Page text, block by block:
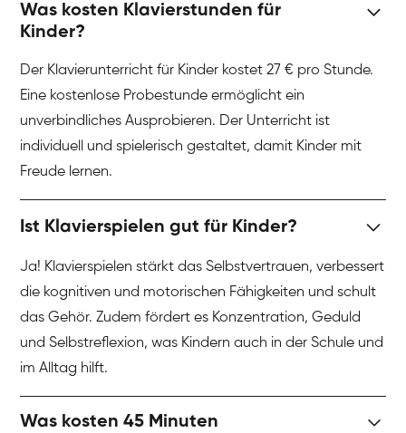
Was kosten Klavierstunden für
Kinder?
Der Klavierunterricht für Kinder kostet 27 € pro Stunde.
Eine kostenlose Probestunde ermöglicht ein
unverbindliches Ausprobieren. Der Unterricht ist
individuell und spielerisch gestaltet, damit Kinder mit
Freude lernen.
Ist Klavierspielen gut für Kinder?
Ja! Klavierspielen stärkt das Selbstvertrauen, verbessert
die kognitiven und motorischen Fähigkeiten und schult
das Gehör. Zudem fördert es Konzentration, Geduld
und Selbstreflexion, was Kindern auch in der Schule und
im Alltag hilft.
Was kosten 45 Minuten